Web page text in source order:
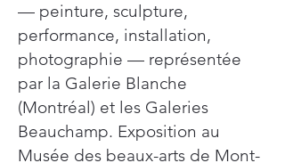
— peinture, sculpture,
performance, installation,
photographie — représentée
par la Galerie Blanche
(Montréal) et les Galeries
Beauchamp. Exposition au
Musée des beaux-arts de Mont-